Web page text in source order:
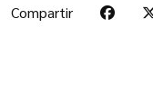
Compartir